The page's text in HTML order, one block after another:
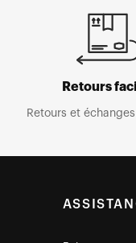
Retours
Retours et